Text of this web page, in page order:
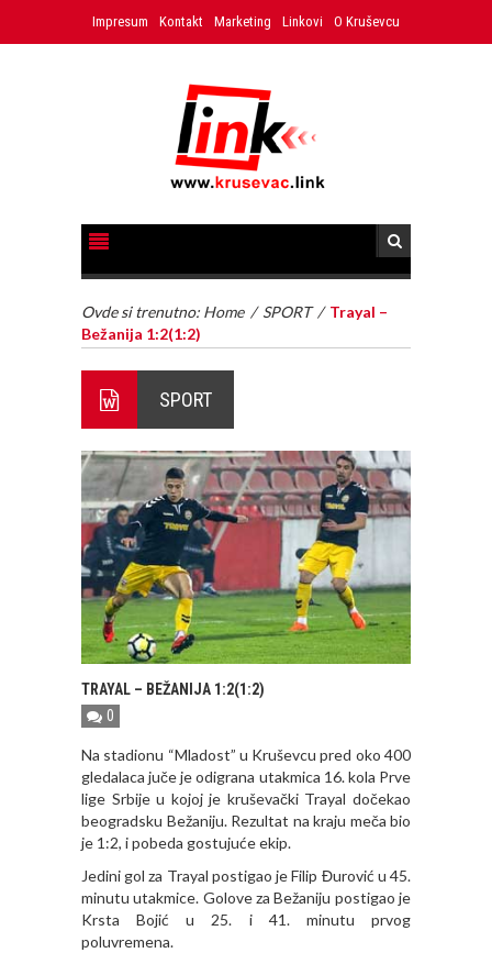
Impresum Kontakt Marketing Linkovi O Kruševcu
Ovde si trenutno: Home / SPORT / Trayal –
Bežanija 1:2(1:2)
SPORT
TRAYAL – BEŽANIJA 1:2(1:2)
0
Na stadionu “Mladost” u Kruševcu pred oko 400
gledalaca juče je odigrana utakmica 16. kola Prve
lige Srbije u kojoj je kruševački Trayal dočekao
beogradsku Bežaniju. Rezultat na kraju meča bio
je 1:2, i pobeda gostujuće ekip.
Jedini gol za Trayal postigao je Filip Đurović u 45.
minutu utakmice. Golove za Bežaniju postigao je
Krsta Bojić u 25. i 41. minutu prvog
poluvremena.